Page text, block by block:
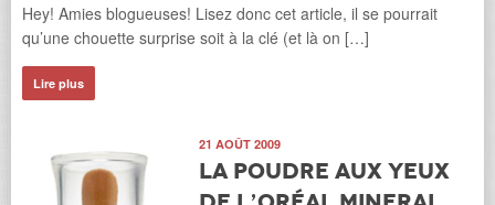
Hey! Amies blogueuses! Lisez donc cet article, il se pourrait
qu’une chouette surprise soit à la clé (et là on […]
Lire plus
21 AOÛT 2009
La poudre aux yeux